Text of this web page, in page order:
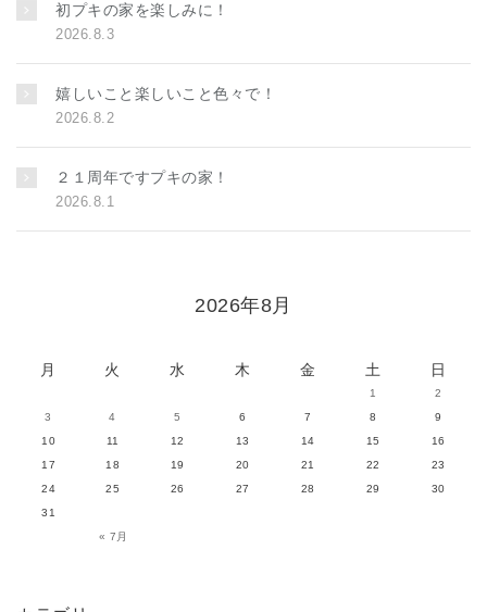
初プキの家を楽しみに！
2026.8.3
嬉しいこと楽しいこと色々で！
2026.8.2
２１周年ですプキの家！
2026.8.1
2026年8月
月 火 水 木 金 土 日
« 7月
1
2
3
4 5 6 7 8
9
10
11 12 13 14 15
16
17
18 19 20 21 22
23
24
25 26 27 28 29
30
31